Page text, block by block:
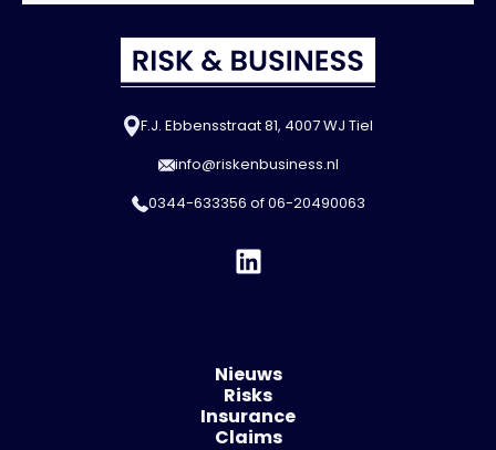
F.J. Ebbensstraat 81, 4007 WJ Tiel
info@riskenbusiness.nl
0344-633356 of06-20490063
Nieuws
Risks
Insurance
Claims